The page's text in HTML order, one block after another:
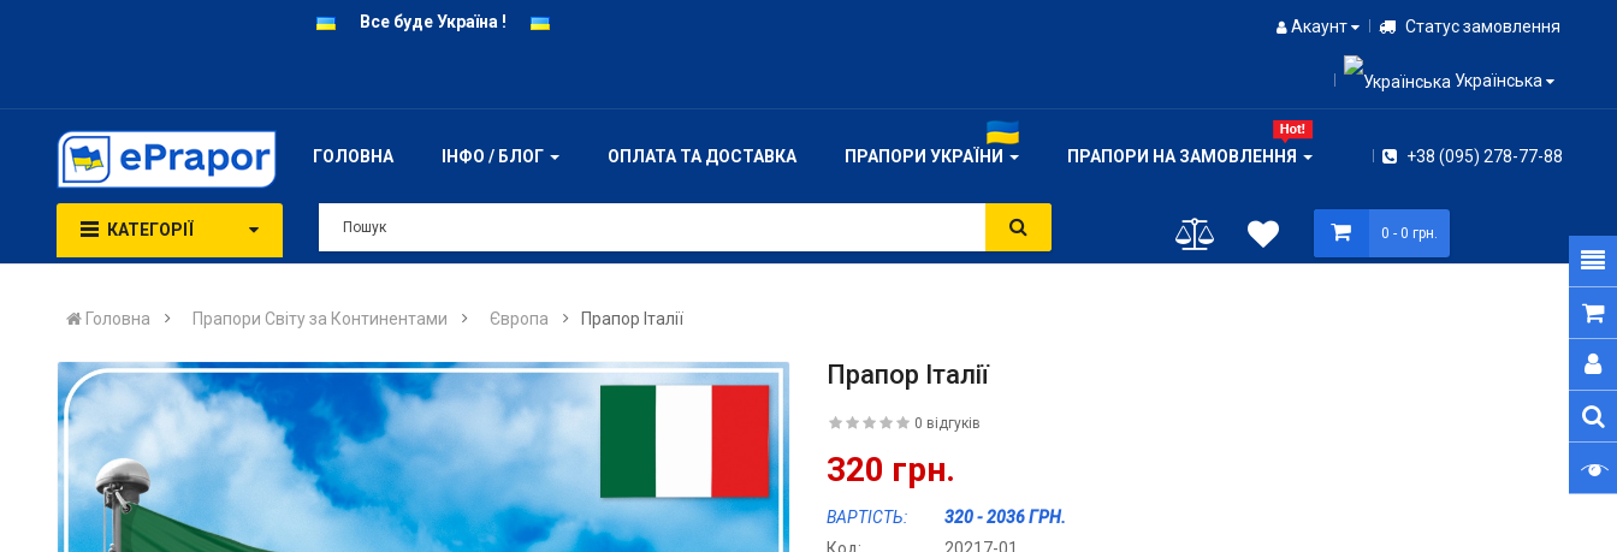
Все буде Україна ! Акаунт Статус замовлення
Українська
ГОЛОВНА ІНФО / БЛОГ ОПЛАТА ТА ДОСТАВКА ПРАПОРИ УКРАЇНИ ПРАПОРИ НА ЗАМОВЛЕННЯ +38 (095) 278-77-88
КАТЕГОРІЇ 0 - 0 грн.
Головна Прапори Світу за Континентами Європа Прапор Італії
Прапор Італії
0 відгуків
320 грн.
ВАРТІСТЬ:
320 - 2036 ГРН.